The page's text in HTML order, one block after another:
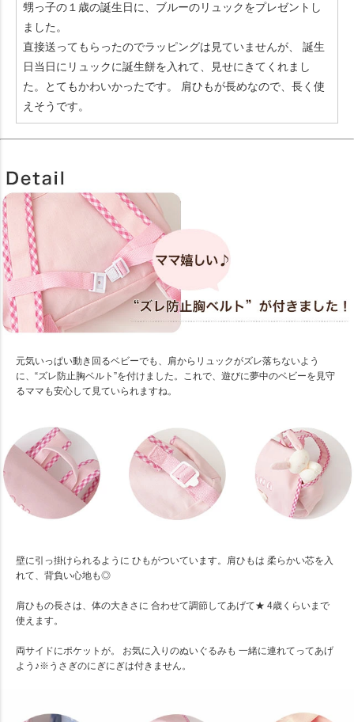
甥っ子の１歳の誕生日に、ブルーのリュックをプレゼントし
ました。
直接送ってもらったのでラッピングは見ていませんが、 誕生
日当日にリュックに誕生餅を入れて、見せにきてくれまし
た。とてもかわいかったです。 肩ひもが長めなので、長く使
えそうです。
元気いっぱい動き回るベビーでも、肩からリュックがズレ落ちないよう
に、“ズレ防止胸ベルト”を付けました。これで、遊びに夢中のベビーを見守
るママも安心して見ていられますね。
壁に引っ掛けられるように ひもがついています。肩ひもは 柔らかい芯を入
れて、背負い心地も◎
肩ひもの長さは、体の大きさに 合わせて調節してあげて★ 4歳くらいまで
使えます。
両サイドにポケットが。 お気に入りのぬいぐるみも 一緒に連れてってあげ
よう♪※うさぎのにぎにぎは付きません。